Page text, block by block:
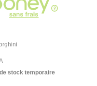
stock temporaire